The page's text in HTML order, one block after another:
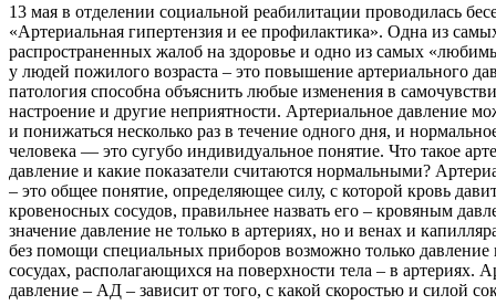
13 мая в отделении социальной реабилитации проводилась
«Артериальная гипертензия и ее профилактика». Одна из
распространенных жалоб на здоровье и одно из самых
у людей пожилого возраста – это повышение артериального
патология способна объяснить любые изменения в
настроение и другие неприятности. Артериальное давление
и понижаться несколько раз в течение одного дня, и
человека — это сугубо индивидуальное понятие. Что такое
давление и какие показатели считаются нормальными?
– это общее понятие, определяющее силу, с которой кровь
кровеносных сосудов, правильнее назвать его – кровяным
значение давление не только в артериях, но и венах и
без помощи специальных приборов возможно только
сосудах, располагающихся на поверхности тела – в артериях.
давление – АД – зависит от того, с какой скоростью и силой